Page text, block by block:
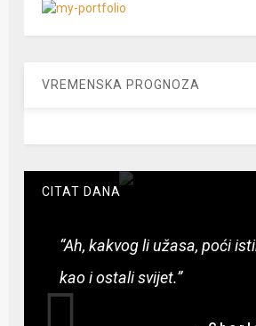
VREMENSKA PROGNOZA
CITAT DANA
“Ah, kakvog li užasa, poći
kao i ostali svijet.”